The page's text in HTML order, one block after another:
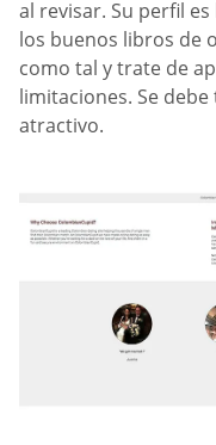
al revisar. Su perfil
los buenos libros de
como tal y trate de
limitaciones. Se
atractivo.